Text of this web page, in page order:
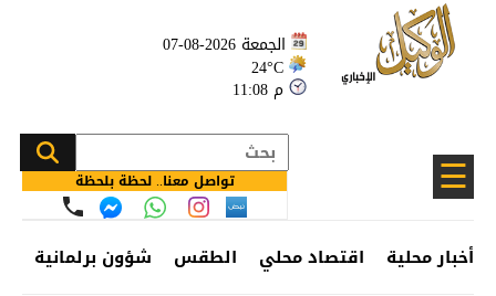
الجمعة 2026-08-07
24°C
11:08 م
☰ تواصل معنا.. لحظة بلحظة
أخبار محلية اقتصاد محلي الطقس شؤون برلمانية